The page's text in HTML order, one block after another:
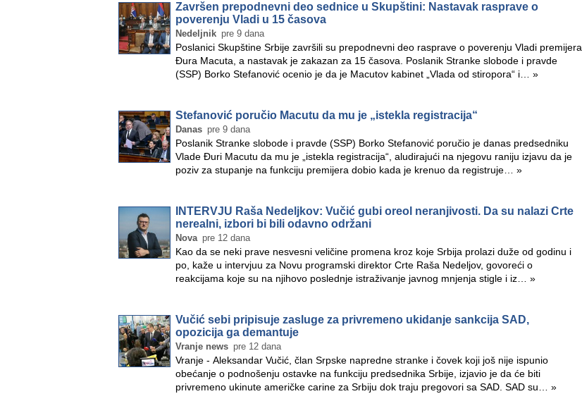
Završen prepodnevni deo sednice u Skupštini: Nastavak rasprave o
poverenju Vladi u 15 časova
Nedeljnik pre 9 dana
Poslanici Skupštine Srbije završili su prepodnevni deo rasprave o poverenju Vladi premijera
Đura Macuta, a nastavak je zakazan za 15 časova. Poslanik Stranke slobode i pravde
(SSP) Borko Stefanović ocenio je da je Macutov kabinet „Vlada od stiropora“ i… »
Stefanović poručio Macutu da mu je „istekla registracija“
Danas pre 9 dana
Poslanik Stranke slobode i pravde (SSP) Borko Stefanović poručio je danas predsedniku
Vlade Đuri Macutu da mu je „istekla registracija“, aludirajući na njegovu raniju izjavu da je
poziv za stupanje na funkciju premijera dobio kada je krenuo da registruje… »
INTERVJU Raša Nedeljkov: Vučić gubi oreol neranjivosti. Da su nalazi Crte
nerealni, izbori bi bili odavno održani
Nova pre 12 dana
Kao da se neki prave nesvesni veličine promena kroz koje Srbija prolazi duže od godinu i
po, kaže u intervjuu za Novu programski direktor Crte Raša Nedeljov, govoreći o
reakcijama koje su na njihovo poslednje istraživanje javnog mnjenja stigle i iz… »
Vučić sebi pripisuje zasluge za privremeno ukidanje sankcija SAD,
opozicija ga demantuje
Vranje news pre 12 dana
Vranje - Aleksandar Vučić, član Srpske napredne stranke i čovek koji još nije ispunio
obećanje o podnošenju ostavke na funkciju predsednika Srbije, izjavio je da će biti
privremeno ukinute američke carine za Srbiju dok traju pregovori sa SAD. SAD su… »